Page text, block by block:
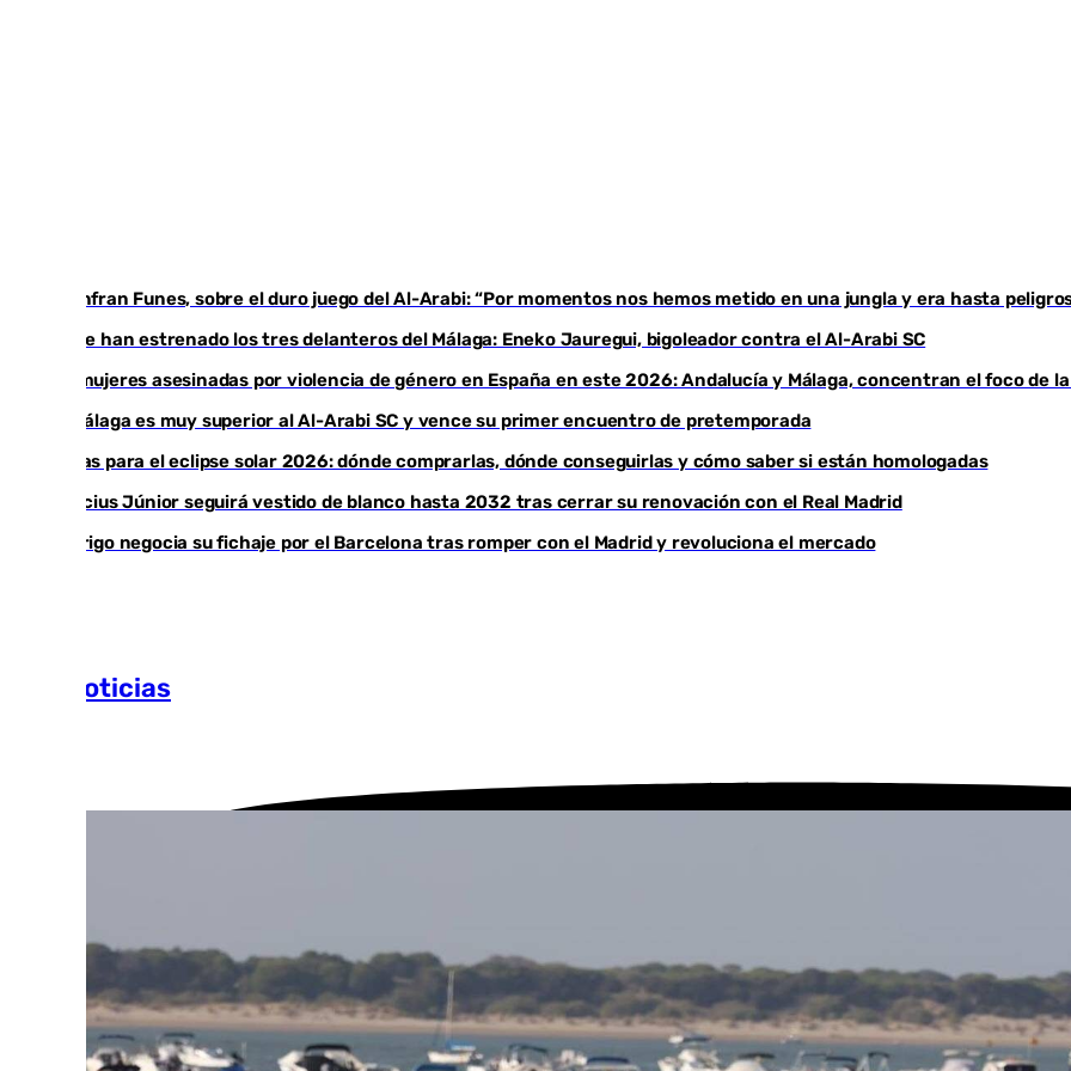
Juanfran Funes, sobre el duro juego del Al-Arabi: “Por momentos nos hemos metido en una jungla y era hasta
Ya se han estrenado los tres delanteros del Málaga: Eneko Jauregui, bigoleador contra el Al-Arabi SC
35 mujeres asesinadas por violencia de género en España en este 2026: Andalucía y Málaga, concentran el foco de
El Málaga es muy superior al Al-Arabi SC y vence su primer encuentro de pretemporada
Gafas para el eclipse solar 2026: dónde comprarlas, dónde conseguirlas y cómo saber si están homologadas
Vinícius Júnior seguirá vestido de blanco hasta 2032 tras cerrar su renovación con el Real Madrid
Rodrigo negocia su fichaje por el Barcelona tras romper con el Madrid y revoluciona el mercado
Más noticias